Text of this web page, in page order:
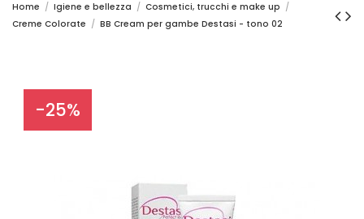
Home Igiene e bellezza
Cosmetici, trucchi e make up
Creme Colorate
BB Cream per gambe Destasi - tono 02
-25%